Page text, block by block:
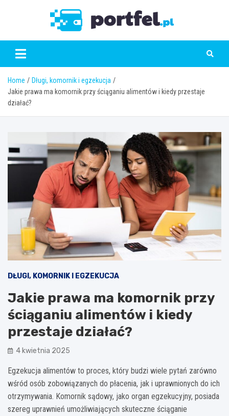
Home
Długi, komornik i egzekucja
Jakie prawa ma komornik przy ściąganiu alimentów i kiedy przestaje
działać?
DŁUGI, KOMORNIK I EGZEKUCJA
Jakie prawa ma komornik przy
ściąganiu alimentów i kiedy
przestaje działać?
4 kwietnia 2025
Egzekucja alimentów to proces, który budzi wiele pytań zarówno
wśród osób zobowiązanych do płacenia, jak i uprawnionych do ich
otrzymywania. Komornik sądowy, jako organ egzekucyjny, posiada
szereg uprawnień umożliwiających skuteczne ściąganie